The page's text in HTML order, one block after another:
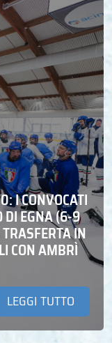
I CONVOCATI
DI EGNA (6-9
IN
CON AMBRÌ
LEGGI TUTTO